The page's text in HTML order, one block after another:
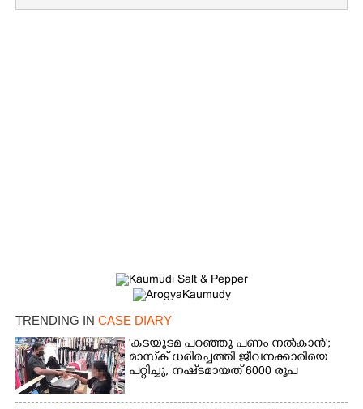
TRENDING IN CASE DIARY
'കടയുടമ പറഞ്ഞു പണം നൽകാൻ';
മാസ്‌ക് ധരിച്ചെത്തി ജീവനക്കാരിയെ
പറ്റിച്ചു, നഷ്‌ടമായത് 6000 രൂപ